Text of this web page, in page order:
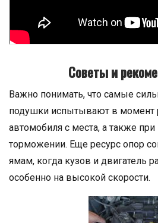
Советы и
Важно понимать, что самые
подушки испытывают в момент
автомобиля с места, а также
торможении. Еще ресурс опор
ямам, когда кузов и двигатель
особенно на высокой скорости.